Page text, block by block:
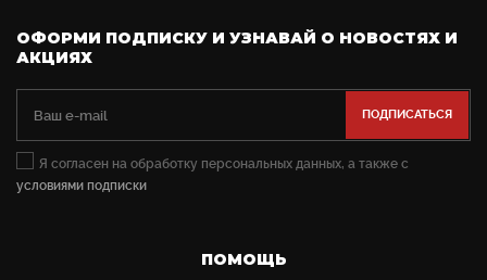
ОФОРМИ ПОДПИСКУ И УЗНАВАЙ О НОВОСТЯХ И
АКЦИЯХ
Я согласен на обработку персональных данных, а также с
условиями подписки
ПОМОЩЬ